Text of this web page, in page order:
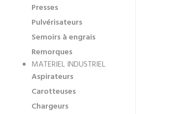
Presses
Pulvérisateurs
Semoirs à engrais
Remorques
MATERIEL INDUSTRIEL
Aspirateurs
Carotteuses
Chargeurs